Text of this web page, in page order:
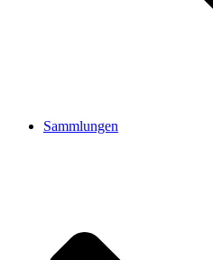
Sammlungen